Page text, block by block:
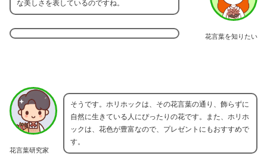
花言葉を知りたい
な美しさを表しているのですね。
花言葉研究家
そうです。ホリホックは、その花言葉の通り、飾らずに
自然に生きている人にぴったりの花です。また、ホリホ
ックは、花色が豊富なので、プレゼントにもおすすめで
す。